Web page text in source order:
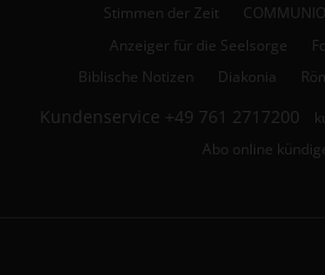
Stimmen der Zeit
COMMUNIO
Anzeiger für die Seelsorge
Biblische Notizen
Diakonia
Kundenservice +49 761 2717200
Abo online